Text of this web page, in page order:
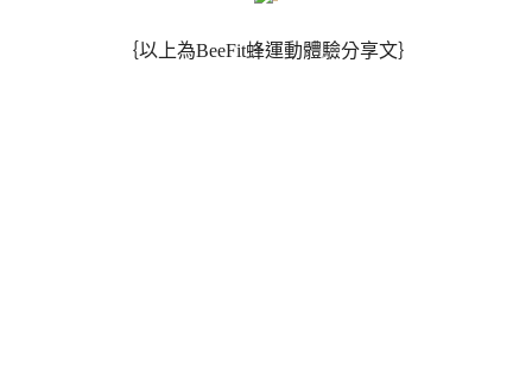
｛以上為BeeFit蜂運動體驗分享文｝